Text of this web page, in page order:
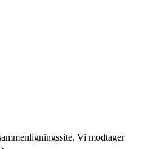
Vi modtager